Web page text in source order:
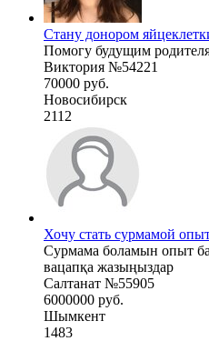
Стану донором
Помогу будущим
Виктория №54221
70000 руб.
Новосибирск
2112
Хочу стать сурмамой
Сурмама боламын опыт
вацапқа жазыңыздар
Салтанат №55905
6000000 руб.
Шымкент
1483